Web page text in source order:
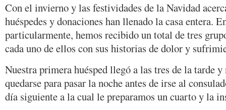
Con el invierno y las festividades de la Navidad
huéspedes y donaciones han llenado la casa entera.
particularmente, hemos recibido un total de tres
cada uno de ellos con sus historias de dolor y
Nuestra primera huésped llegó a las tres de la tarde
quedarse para pasar la noche antes de irse al
día siguiente a la cual le preparamos un cuarto y la